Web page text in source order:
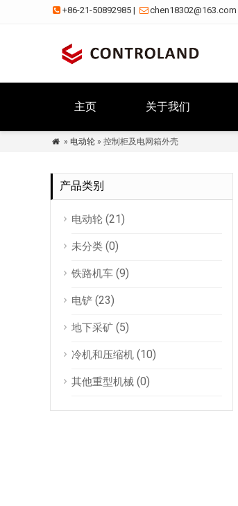
 +86-21-50892985 | chen18302@163.com
主页 关于我们
 » 电动轮» 控制柜及电网箱外壳
产品类别
电动轮 (21)
未分类 (0)
铁路机车 (9)
电铲 (23)
地下采矿 (5)
冷机和压缩机 (10)
其他重型机械 (0)